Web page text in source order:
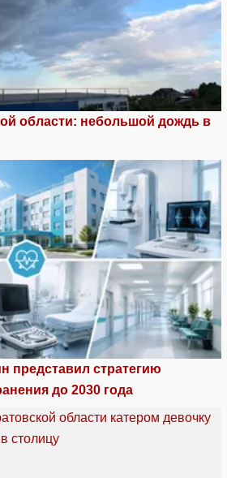
области: небольшой дождь в
представил стратегию
до 2030 года